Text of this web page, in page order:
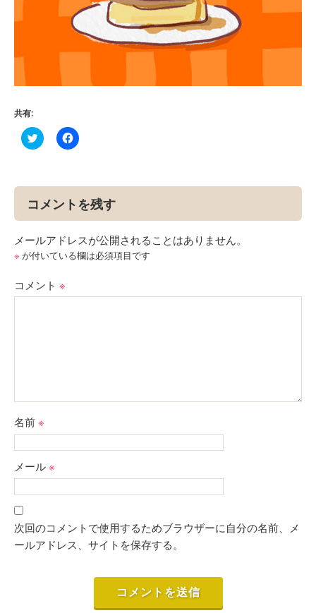
共有:
ク
リ
で
共
有
し
い
ウ
ド
ウ
で
Facebook
で
は
ク
リ
ク
し
て
く
(新
ま
コメントを残す
メールアドレスが公開されることはありません。
※ が付いている欄は必須項目です
コメント ※
名前 ※
メール ※
次回のコメントで使用するためブラウザーに自分の名前、メ
ールアドレス、サイトを保存する。